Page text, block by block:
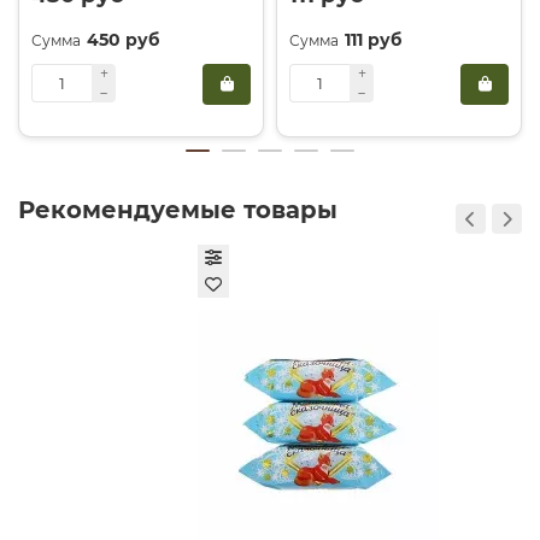
Красный абрикос универсален в использовании. Вот
несколько идей, как превратить обычный прием пищи
в изысканную трапезу:
Салат с горгонзолой и грилем.Разрежьте абрикосы
пополам, удалите косточку и слегка обжарьте на
рукколы, добавьте ломтики сыра горгонзола и горсть
обжаренных кедровых орешков. Заправьте смесью
оливкового масла и бальзамического крема. Это
Домашний абрикосовый тарт.Используйте
песочное тесто в качестве основы. Для начинки
смешайте красный абрикос, нарезанный дольками, с
небольшим количеством тростникового сахара и
веточкой свежего тимьяна. Запекайте до золотистой
450 руб 111 руб
Рекомендуемые товары